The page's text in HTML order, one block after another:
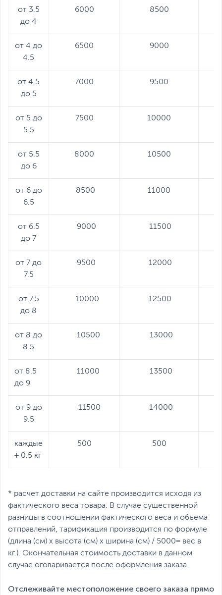
от 3.5
до 4
6000 8500
от 4 до
4.5
6500 9000
от 4.5
до 5
7000 9500
от 5 до
5.5
7500 10000
от 5.5
до 6
8000 10500
от 6 до
6.5
8500 11000
от 6.5
до 7
9000 11500
от 7 до
7.5
9500 12000
от 7.5
до 8
10000 12500
от 8 до
8.5
10500 13000
от 8.5
до 9
11000 13500
от 9 до
9.5
11500 14000
каждые
+ 0.5 кг
500 500
* расчет доставки на сайте производится исходя из
фактического веса товара. В случае существенной
разницы в соотношении фактического веса и объема
отправлений, тарификация производится по формуле
(длина (см) х высота (см) х ширина (см) / 5000= вес в
кг.). Окончательная стоимость доставки в данном
случае оговаривается после оформления заказа.
Отслеживайте местоположение своего заказа прямо